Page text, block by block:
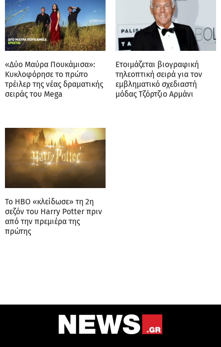
«Δύο Μαύρα Πουκάμισα»:
Κυκλοφόρησε το πρώτο
τρέιλερ της νέας δραματικής
σειράς του Mega
Ετοιμάζεται βιογραφική
τηλεοπτική σειρά για τον
εμβληματικό σχεδιαστή
μόδας Τζόρτζιο Αρμάνι
Το HBO «κλείδωσε» τη 2η
σεζόν του Harry Potter πριν
από την πρεμιέρα της
πρώτης